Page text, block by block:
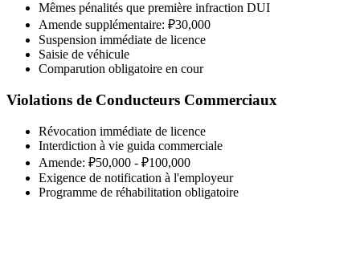
Mêmes pénalités que première infraction DUI
Amende supplémentaire: ₽30,000
Suspension immédiate de licence
Saisie de véhicule
Comparution obligatoire en cour
Violations de Conducteurs Commerciaux
Révocation immédiate de licence
Interdiction à vie guida commerciale
Amende: ₽50,000 - ₽100,000
Exigence de notification à l'employeur
Programme de réhabilitation obligatoire